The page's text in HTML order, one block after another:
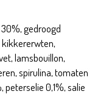
gedroogd
kikkererwten,
lamsbouillon,
spirulina, tomaten
peterselie 0,1%, salie